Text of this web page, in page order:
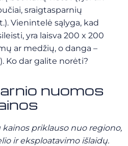
sraigtasparnių
Vienintelė sąlyga, kad
yra laisva 200 x 200
ar medžių, o danga –
Ko dar galite norėti?
nuomos
priklauso nuo regiono,
ir eksploatavimo išlaidų.